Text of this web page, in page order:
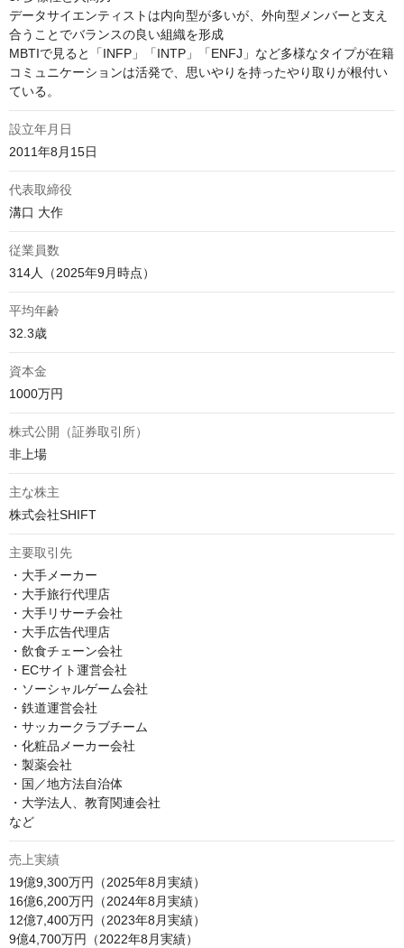
データサイエンティストは内向型が多いが、外向型メンバーと支え
合うことでバランスの良い組織を形成
MBTIで見ると「INFP」「INTP」「ENFJ」など多様なタイプが在籍
コミュニケーションは活発で、思いやりを持ったやり取りが根付い
ている。
設立年月日
2011年8月15日
代表取締役
溝口 大作
従業員数
314人（2025年9月時点）
平均年齢
32.3歳
資本金
1000万円
株式公開（証券取引所）
非上場
主な株主
株式会社SHIFT
主要取引先
・大手メーカー
・大手旅行代理店
・大手リサーチ会社
・大手広告代理店
・飲食チェーン会社
・ECサイト運営会社
・ソーシャルゲーム会社
・鉄道運営会社
・サッカークラブチーム
・化粧品メーカー会社
・製薬会社
・国／地方法自治体
・大学法人、教育関連会社
など
売上実績
19億9,300万円（2025年8月実績）
16億6,200万円（2024年8月実績）
12億7,400万円（2023年8月実績）
9億4,700万円（2022年8月実績）